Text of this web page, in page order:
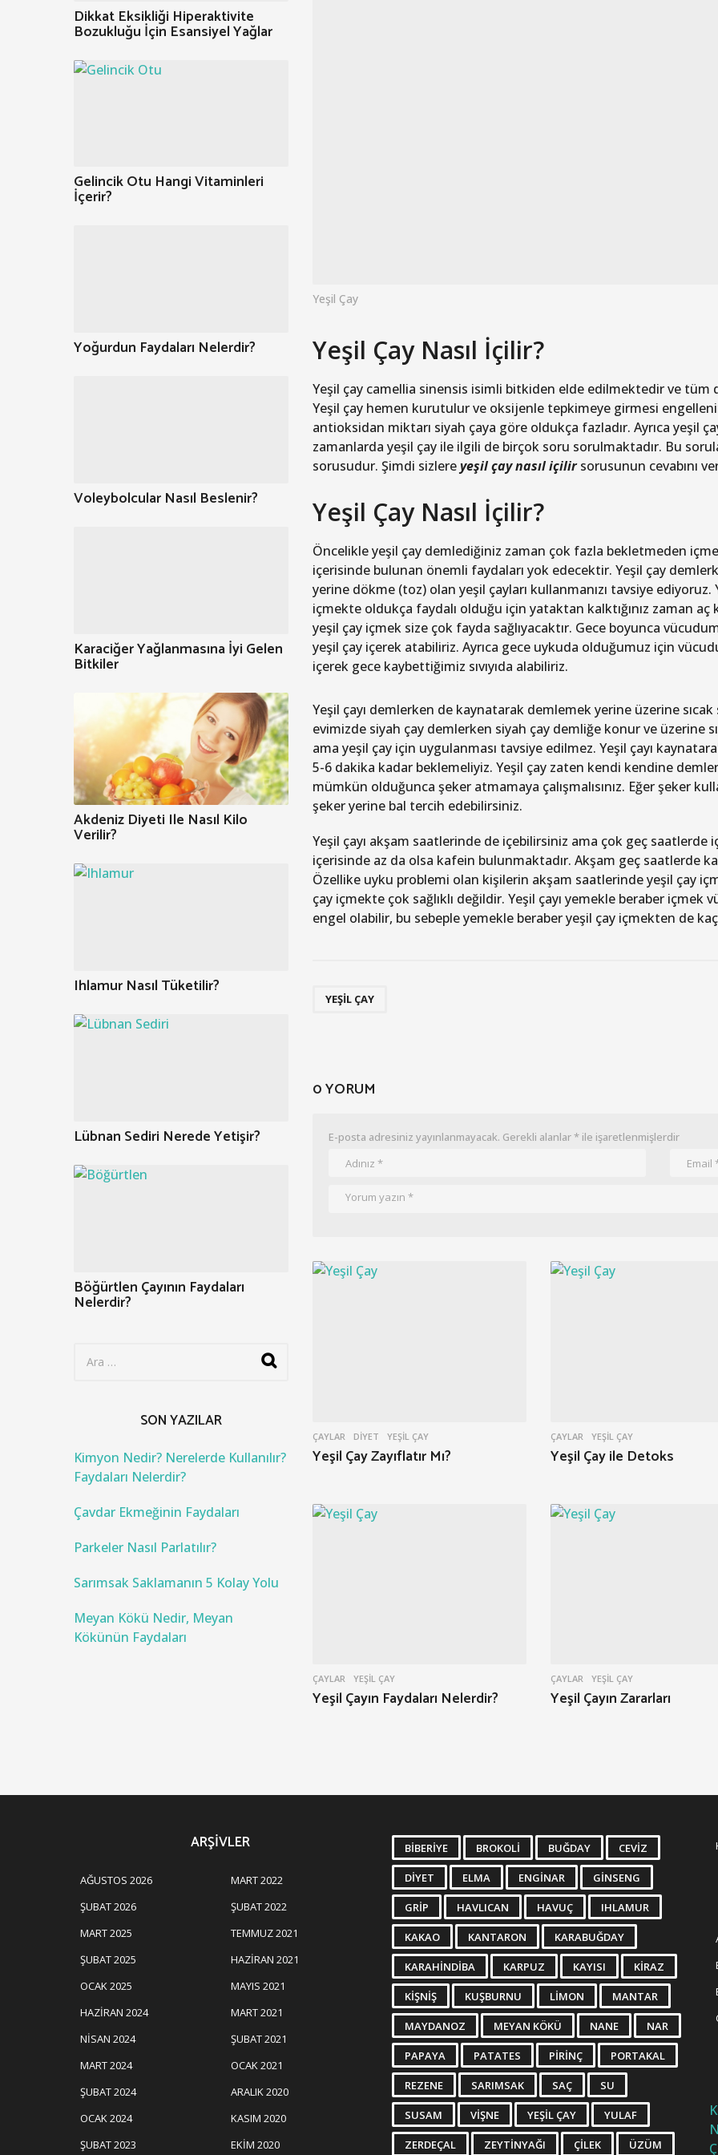
Yeşil Çay
Yeşil Çay Nasıl İçilir?
Yeşil çay camellia sinensis isimli bitkiden elde edilmektedir ve
Yeşil çay hemen kurutulur ve oksijenle tepkimeye girmesi
antioksidan miktarı siyah çaya göre oldukça fazladır. Ayrıca yeşil
zamanlarda yeşil çay ile ilgili de birçok soru sorulmaktadır. Bu
sorusudur. Şimdi sizlereyeşil çay nasıl içilirsorusunun cevabını
Yeşil Çay Nasıl İçilir?
Öncelikle yeşil çay demlediğiniz zaman çok fazla bekletmeden
içerisinde bulunan önemli faydaları yok edecektir. Yeşil çay
yerine dökme (toz) olan yeşil çayları kullanmanızı tavsiye
içmekte oldukça faydalı olduğu için yataktan kalktığınız zaman aç
yeşil çay içmek size çok fayda sağlıyacaktır. Gece boyunca
yeşil çay içerek atabiliriz. Ayrıca gece uykuda olduğumuz için
içerek gece kaybettiğimiz sıvıyıda alabiliriz.
Yeşil çayı demlerken de kaynatarak demlemek yerine üzerine
evimizde siyah çay demlerken siyah çay demliğe konur ve üzerine
ama yeşil çay için uygulanması tavsiye edilmez. Yeşil çayı
5-6 dakika kadar beklemeliyiz. Yeşil çay zaten kendi kendine
mümkün olduğunca şeker atmamaya çalışmalısınız. Eğer şeker
şeker yerine bal tercih edebilirsiniz.
Yeşil çayı akşam saatlerinde de içebilirsiniz ama çok geç saatlerde
içerisinde az da olsa kafein bulunmaktadır. Akşam geç saatlerde
Özellike uyku problemi olan kişilerin akşam saatlerinde yeşil çay
çay içmekte çok sağlıklı değildir. Yeşil çayı yemekle beraber
engel olabilir, bu sebeple yemekle beraber yeşil çay içmekten de
YEŞIL ÇAY
0 YORUM
E-posta adresiniz yayınlanmayacak. Gerekli alanlar*ile işaretlenmişlerdir
ÇAYLAR ,DIYET YEŞIL ÇAY
Yeşil Çay Zayıflatır Mı?
ÇAYLAR YEŞIL ÇAY
Yeşil Çay ile Detoks
ÇAYLAR YEŞIL ÇAY
Yeşil Çayın Faydaları Nelerdir?
ÇAYLAR YEŞIL ÇAY
Yeşil Çayın Zararları
Dikkat Eksikliği Hiperaktivite
Bozukluğu İçin Esansiyel Yağlar
Gelincik Otu Hangi Vitaminleri
İçerir?
Yoğurdun Faydaları Nelerdir?
Voleybolcular Nasıl Beslenir?
Karaciğer Yağlanmasına İyi Gelen
Bitkiler
Akdeniz Diyeti Ile Nasıl Kilo
Verilir?
Ihlamur Nasıl Tüketilir?
Lübnan Sediri Nerede Yetişir?
Böğürtlen Çayının Faydaları
Nelerdir?
o
r
SON YAZILAR
Kimyon Nedir? Nerelerde Kullanılır?
Faydaları Nelerdir?
Çavdar Ekmeğinin Faydaları
Parkeler Nasıl Parlatılır?
Sarımsak Saklamanın 5 Kolay Yolu
Meyan Kökü Nedir, Meyan
Kökünün Faydaları
ARŞIVLER
AĞUSTOS 2026
ŞUBAT 2026
MART 2025
ŞUBAT 2025
OCAK 2025
HAZIRAN 2024
NISAN 2024
MART 2024
ŞUBAT 2024
OCAK 2024
ŞUBAT 2023
MART 2022
ŞUBAT 2022
TEMMUZ 2021
HAZIRAN 2021
MAYIS 2021
MART 2021
ŞUBAT 2021
OCAK 2021
ARALIK 2020
KASIM 2020
EKIM 2020
BIBERIYE BROKOLI BUĞDAY CEVIZ
DIYET ELMA ENGINAR GINSENG
GRIP HAVLICAN HAVUÇ IHLAMUR
KAKAO KANTARON KARABUĞDAY
KARAHINDIBA KARPUZ KAYISI KIRAZ
KIŞNIŞ KUŞBURNU LIMON MANTAR
MAYDANOZ MEYAN KÖKÜ NANE NAR
PAPAYA PATATES PIRINÇ PORTAKAL
REZENE SARIMSAK SAÇ SU
SUSAM VIŞNE YEŞIL ÇAY YULAF
ZERDEÇAL ZEYTINYAĞI ÇILEK ÜZÜM